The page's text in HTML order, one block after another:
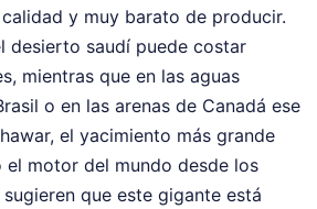
y muy barato de producir.
desierto saudí puede costar
mientras que en las aguas
o en las arenas de Canadá ese
el yacimiento más grande
el motor del mundo desde los
que este gigante está